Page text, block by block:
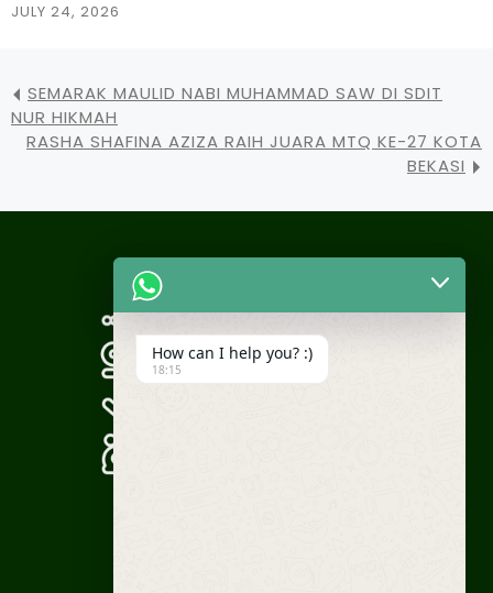
JULY 24, 2026
SEMARAK MAULID NABI MUHAMMAD SAW DI SDIT
NUR HIKMAH
RASHA SHAFINA AZIZA RAIH JUARA MTQ KE-27 KOTA
BEKASI
How can I help you? :)
18:15